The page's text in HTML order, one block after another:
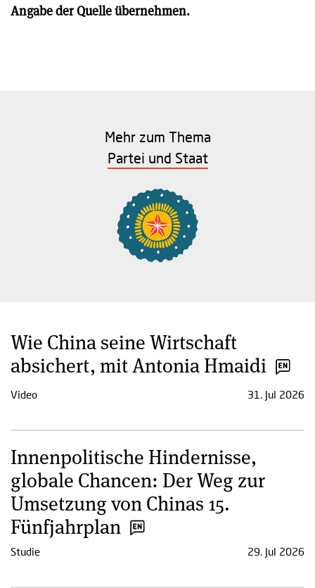
Angabe der Quelle übernehmen.
Mehr zum Thema
Partei und Staat
Wie China seine Wirtschaft
absichert, mit Antonia Hmaidi
Video 31. Jul 2026
Innenpolitische Hindernisse,
globale Chancen: Der Weg zur
Umsetzung von Chinas 15.
Fünfjahrplan
Studie 29. Jul 2026